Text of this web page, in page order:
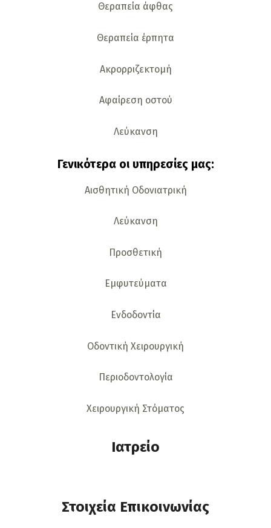
Θεραπεία άφθας
Θεραπεία έρπητα
Ακρορριζεκτομή
Αφαίρεση οστού
Λεύκανση
Γενικότερα οι υπηρεσίες μας:
Αισθητική Οδονιατρική
Λεύκανση
Προσθετική
Εμφυτεύματα
Ενδοδοντία
Οδοντική Χειρουργική
Περιοδοντολογία
Χειρουργική Στόματος
Ιατρείο
Στοιχεία Επικοινωνίας